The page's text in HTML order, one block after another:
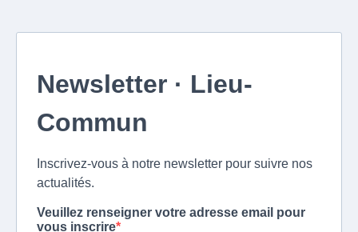
Newsletter · Lieu-
Commun
Inscrivez-vous à notre newsletter pour suivre nos
actualités.
Veuillez renseigner votre adresse email pour
vous inscrire